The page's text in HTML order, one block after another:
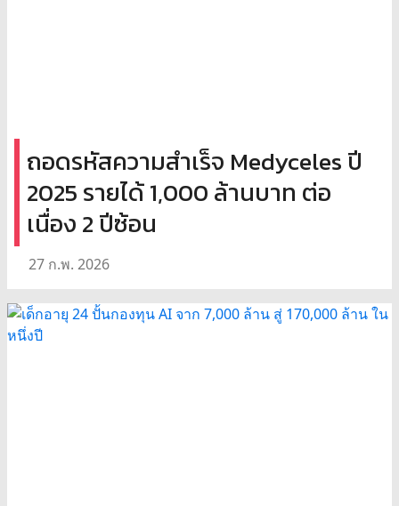
ถอดรหัสความสำเร็จ Medyceles ปี
2025 รายได้ 1,000 ล้านบาท ต่อ
เนื่อง 2 ปีซ้อน
27 ก.พ. 2026